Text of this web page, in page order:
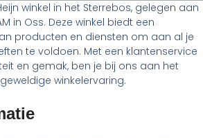
winkel in het Sterrebos, gelegen aan
in Oss. Deze winkel biedt een
producten en diensten om aan al je
te voldoen. Met een klantenservice
en gemak, ben je bij ons aan het
winkelervaring.